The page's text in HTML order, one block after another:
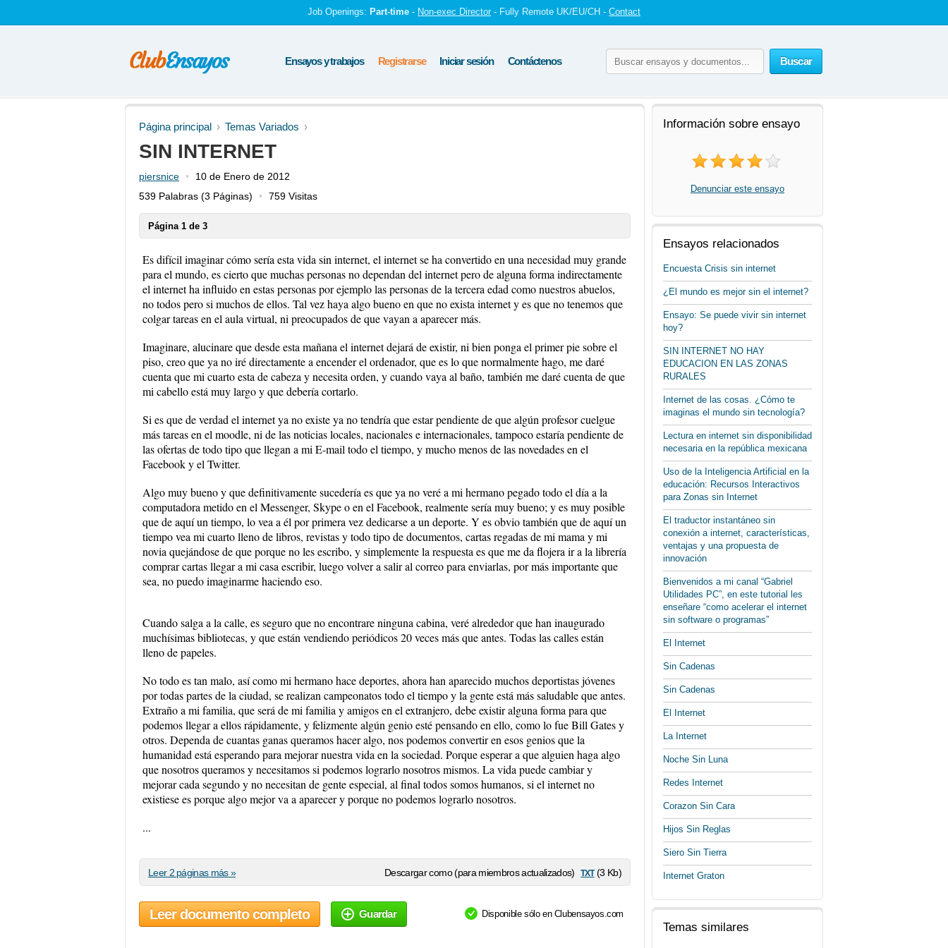
Job Openings: Part-time - Non-exec Director - Fully Remote UK/EU/CH - Contact
Buscar
Ensayos y trabajos Registrarse Iniciar sesión Contáctenos
Página principal Temas Variados
SIN INTERNET
piersnice
10 de Enero de 2012
539 Palabras (3 Páginas) 759 Visitas
Página 1 de 3
Es difícil imaginar cómo sería esta vida sin internet, el internet se ha convertido en una necesidad muy grande
para el mundo, es cierto que muchas personas no dependan del internet pero de alguna forma indirectamente
el internet ha influido en estas personas por ejemplo las personas de la tercera edad como nuestros abuelos,
no todos pero si muchos de ellos. Tal vez haya algo bueno en que no exista internet y es que no tenemos que
colgar tareas en el aula virtual, ni preocupados de que vayan a aparecer más.
Imaginare, alucinare que desde esta mañana el internet dejará de existir, ni bien ponga el primer pie sobre el
piso, creo que ya no iré directamente a encender el ordenador, que es lo que normalmente hago, me daré
cuenta que mi cuarto esta de cabeza y necesita orden, y cuando vaya al baño, también me daré cuenta de que
mi cabello está muy largo y que debería cortarlo.
Si es que de verdad el internet ya no existe ya no tendría que estar pendiente de que algún profesor cuelgue
más tareas en el moodle, ni de las noticias locales, nacionales e internacionales, tampoco estaría pendiente de
las ofertas de todo tipo que llegan a mi E-mail todo el tiempo, y mucho menos de las novedades en el
Facebook y el Twitter.
Algo muy bueno y que definitivamente sucedería es que ya no veré a mi hermano pegado todo el día a la
computadora metido en el Messenger, Skype o en el Facebook, realmente sería muy bueno; y es muy posible
que de aquí un tiempo, lo vea a él por primera vez dedicarse a un deporte. Y es obvio también que de aquí un
tiempo vea mi cuarto lleno de libros, revistas y todo tipo de documentos, cartas regadas de mi mama y mi
novia quejándose de que porque no les escribo, y simplemente la respuesta es que me da flojera ir a la librería
comprar cartas llegar a mi casa escribir, luego volver a salir al correo para enviarlas, por más importante que
sea, no puedo imaginarme haciendo eso.
Cuando salga a la calle, es seguro que no encontrare ninguna cabina, veré alrededor que han inaugurado
muchísimas bibliotecas, y que están vendiendo periódicos 20 veces más que antes. Todas las calles están
lleno de papeles.
No todo es tan malo, así como mi hermano hace deportes, ahora han aparecido muchos deportistas jóvenes
por todas partes de la ciudad, se realizan campeonatos todo el tiempo y la gente está más saludable que antes.
Extraño a mi familia, que será de mi familia y amigos en el extranjero, debe existir alguna forma para que
podemos llegar a ellos rápidamente, y felizmente algún genio esté pensando en ello, como lo fue Bill Gates y
otros. Dependa de cuantas ganas queramos hacer algo, nos podemos convertir en esos genios que la
humanidad está esperando para mejorar nuestra vida en la sociedad. Porque esperar a que alguien haga algo
que nosotros queramos y necesitamos si podemos lograrlo nosotros mismos. La vida puede cambiar y
mejorar cada segundo y no necesitan de gente especial, al final todos somos humanos, si el internet no
existiese es porque algo mejor va a aparecer y porque no podemos lograrlo nosotros.
...
Descargar como (para miembros actualizados) txt(3 Kb)
Leer 2 páginas más »
Leer documento completo Guardar Disponible sólo en Clubensayos.com
Información sobre ensayo
Denunciar este ensayo
Ensayos relacionados
Encuesta Crisis sin internet
¿El mundo es mejor sin el internet?
Ensayo: Se puede vivir sin internet
hoy?
SIN INTERNET NO HAY
EDUCACION EN LAS ZONAS
RURALES
Internet de las cosas. ¿Cómo te
imaginas el mundo sin tecnología?
Lectura en internet sin disponibilidad
necesaria en la república mexicana
Uso de la Inteligencia Artificial en la
educación: Recursos Interactivos
para Zonas sin Internet
El traductor instantáneo sin
conexión a internet, características,
ventajas y una propuesta de
innovación
Bienvenidos a mi canal “Gabriel
Utilidades PC”, en este tutorial les
enseñare “como acelerar el internet
sin software o programas”
El Internet
Sin Cadenas
Sin Cadenas
El Internet
La Internet
Noche Sin Luna
Redes Internet
Corazon Sin Cara
Hijos Sin Reglas
Siero Sin Tierra
Internet Graton
Temas similares